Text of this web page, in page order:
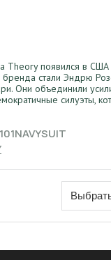
Theory появился в
стали Эндрю
Они объединили
силуэты,
Костюм мужской